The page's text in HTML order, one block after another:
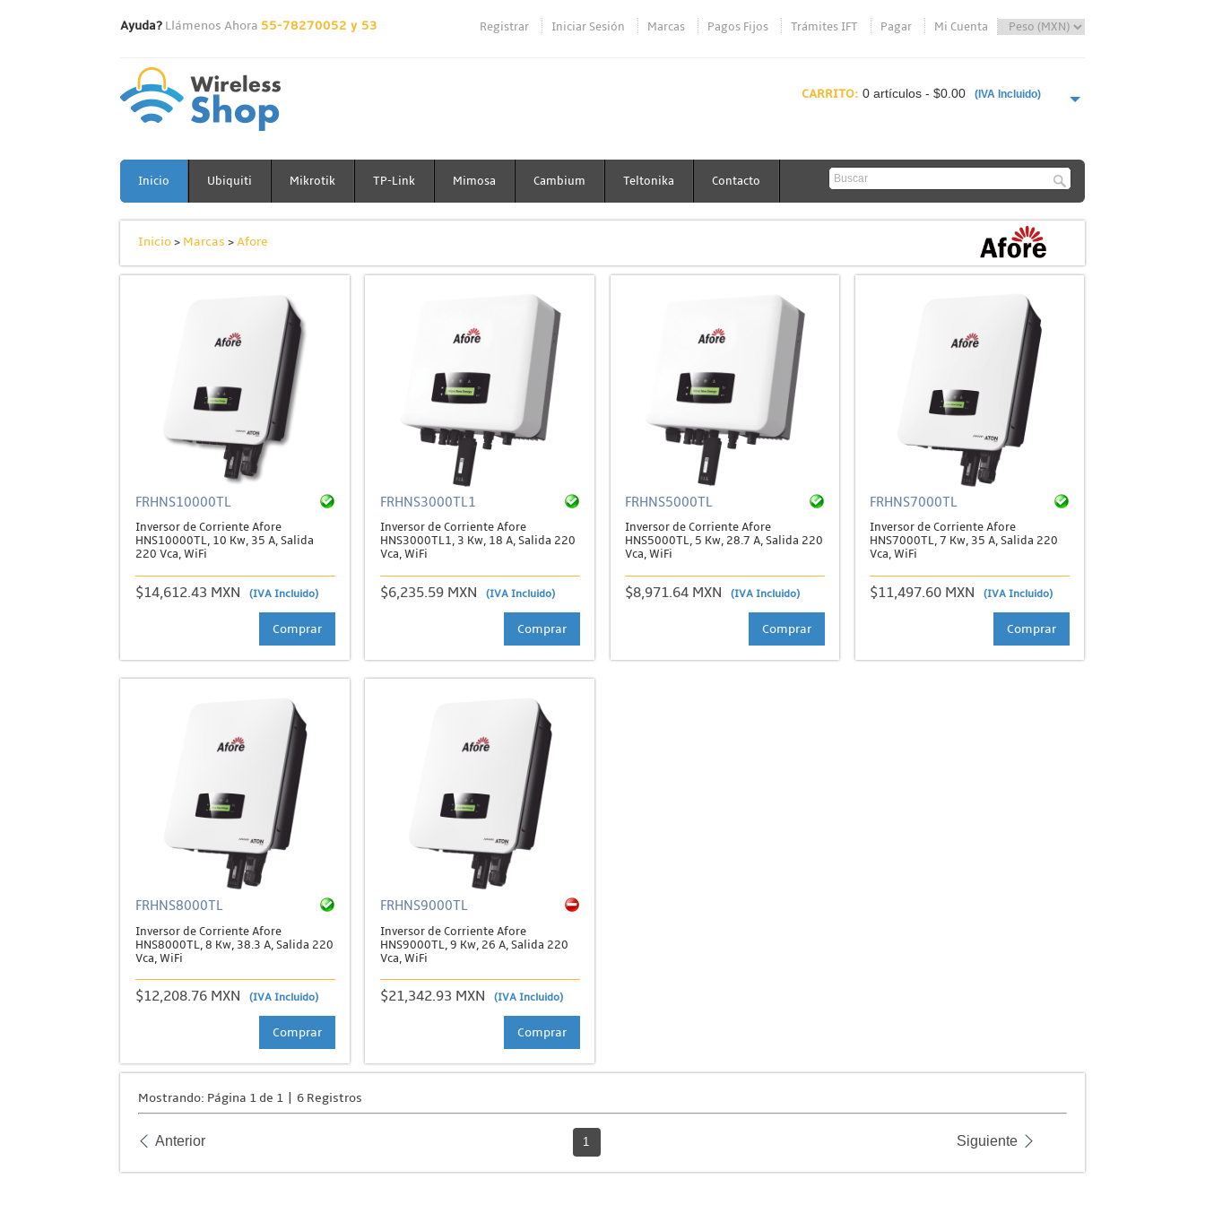
Ayuda? Llámenos Ahora 55-78270052 y 53 Registrar Iniciar Sesión Marcas Pagos Fijos Trámites IFT Pagar Mi Cuenta
CARRITO: 0 artículos - $0.00 (IVA Incluido)
Inicio Ubiquiti Mikrotik TP-Link Mimosa Cambium Teltonika Contacto
Inicio> Marcas >Afore
FRHNS10000TL
Inversor de Corriente Afore
HNS10000TL, 10 Kw, 35 A, Salida
220 Vca, WiFi
$14,612.43 MXN (IVA Incluido)
Comprar
FRHNS3000TL1
Inversor de Corriente Afore
HNS3000TL1, 3 Kw, 18 A, Salida 220
Vca, WiFi
$6,235.59 MXN (IVA Incluido)
Comprar
FRHNS5000TL
Inversor de Corriente Afore
HNS5000TL, 5 Kw, 28.7 A, Salida 220
Vca, WiFi
$8,971.64 MXN (IVA Incluido)
Comprar
FRHNS7000TL
Inversor de Corriente Afore
HNS7000TL, 7 Kw, 35 A, Salida 220
Vca, WiFi
$11,497.60 MXN (IVA Incluido)
Comprar
FRHNS8000TL
Inversor de Corriente Afore
HNS8000TL, 8 Kw, 38.3 A, Salida 220
Vca, WiFi
$12,208.76 MXN (IVA Incluido)
Comprar
FRHNS9000TL
Inversor de Corriente Afore
HNS9000TL, 9 Kw, 26 A, Salida 220
Vca, WiFi
$21,342.93 MXN (IVA Incluido)
Comprar
Mostrando: Página 1 de 1 | 6 Registros
Anterior 1 Siguiente